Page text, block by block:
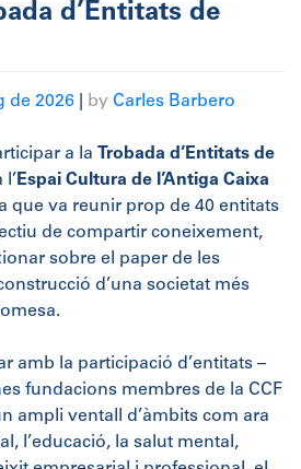
d’Entitats de
de 2026 by Carles Barbero
a la
Trobada d’Entitats de
Espai Cultura de l’Antiga Caixa
que va reunir prop de 40 entitats
de compartir coneixement,
sobre el paper de les
d’una societat més
amb la participació d’entitats –
fundacions membres de la CCF
ampli ventall d’àmbits com ara
l’educació, la salut mental,